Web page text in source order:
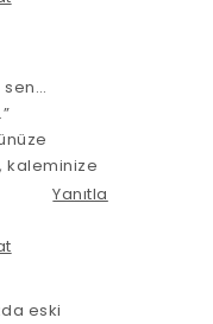
sen…
kaleminize
Yanıtla
eski